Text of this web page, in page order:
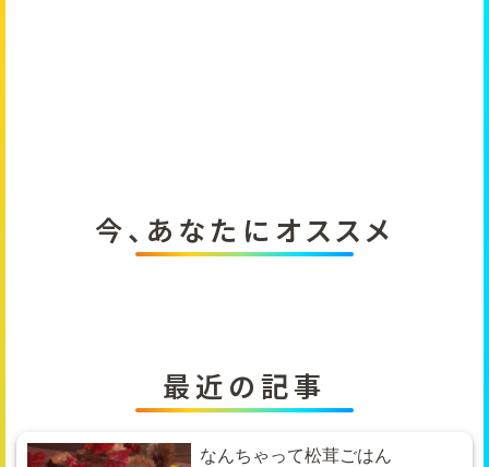
今、あなたにオススメ
最近の記事
なんちゃって松茸ごはん